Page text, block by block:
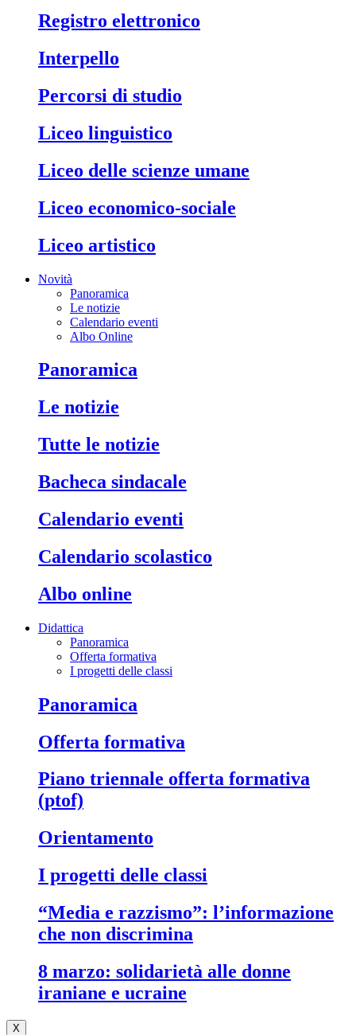
registro elettronico
interpello
percorsi di studio
liceo linguistico
liceo delle scienze umane
liceo economico-sociale
liceo artistico
Novità
Panoramica
Le notizie
Calendario eventi
Albo Online
panoramica
le notizie
tutte le notizie
bacheca sindacale
calendario eventi
calendario scolastico
albo online
Didattica
Panoramica
Offerta formativa
I progetti delle classi
panoramica
offerta formativa
piano triennale offerta formativa
(ptof)
orientamento
i progetti delle classi
“media e razzismo”: l’informazione
che non discrimina
8 marzo: solidarietà alle donne
iraniane e ucraine
X